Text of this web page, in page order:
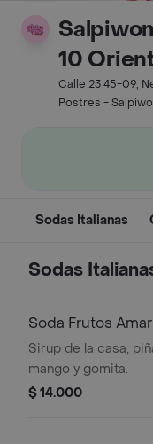
10
Calle 23 45-09,
Postres -
Sodas Italianas
Sodas
Soda Frutos
Sirup de la casa,
mango y gomita.
$ 14.000